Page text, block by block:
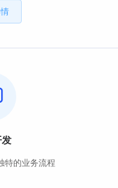
特的业务流程